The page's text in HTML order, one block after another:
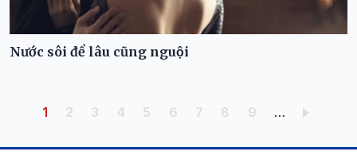
Nước sôi để lâu cũng nguội
Pagination
Trang hiện thời
1 Trang
2 Trang
3 Trang
4 Trang
5 Trang
6 Trang
7 Trang
8 Trang
9 …